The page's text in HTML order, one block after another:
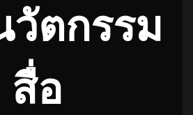
วัตกรรม
สื่อ